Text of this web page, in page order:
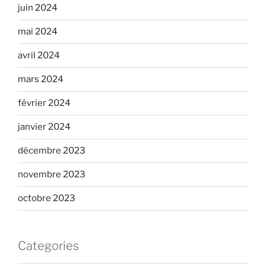
juin 2024
mai 2024
avril 2024
mars 2024
février 2024
janvier 2024
décembre 2023
novembre 2023
octobre 2023
Categories